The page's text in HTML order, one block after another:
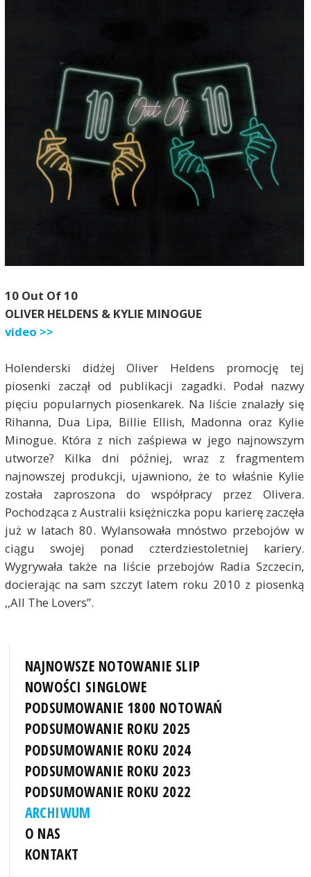
10 Out Of 10
OLIVER HELDENS & KYLIE MINOGUE
video >>
Holenderski didżej Oliver Heldens promocję tej
piosenki zaczął od publikacji zagadki. Podał nazwy
pięciu popularnych piosenkarek. Na liście znalazły się
Rihanna, Dua Lipa, Billie Ellish, Madonna oraz Kylie
Minogue. Która z nich zaśpiewa w jego najnowszym
utworze? Kilka dni później, wraz z fragmentem
najnowszej produkcji, ujawniono, że to właśnie Kylie
została zaproszona do współpracy przez Olivera.
Pochodząca z Australii księżniczka popu karierę zaczęła
już w latach 80. Wylansowała mnóstwo przebojów w
ciągu swojej ponad czterdziestoletniej kariery.
Wygrywała także na liście przebojów Radia Szczecin,
docierając na sam szczyt latem roku 2010 z piosenką
,,All The Lovers”.
NAJNOWSZE NOTOWANIE SLIP
NOWOŚCI SINGLOWE
PODSUMOWANIE 1800 NOTOWAŃ
PODSUMOWANIE ROKU 2025
PODSUMOWANIE ROKU 2024
PODSUMOWANIE ROKU 2023
PODSUMOWANIE ROKU 2022
ARCHIWUM
O NAS
KONTAKT